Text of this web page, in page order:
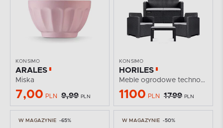
KONSIMO
ARALES
Miska
7,00 PLN 9,99 PLN
KONSIMO
HORILES
Meble ogrodowe technorattanowe antracyt
1100 PLN 1799 PLN
W MAGAZYNIE -65% W MAGAZYNIE -50%